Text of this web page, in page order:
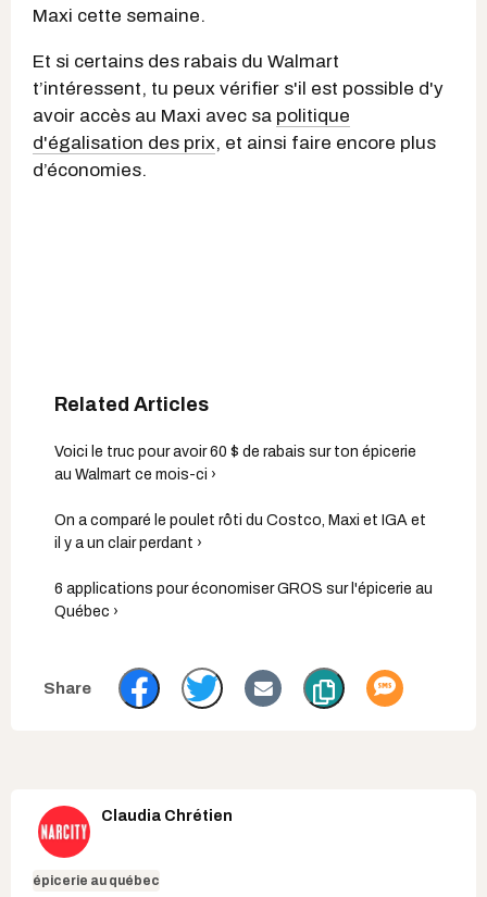
Maxi cette semaine.
Et si certains des rabais du Walmart
t’intéressent, tu peux vérifier s'il est possible d'y
avoir accès au Maxi avec sa politique
d'égalisation des prix, et ainsi faire encore plus
d’économies.
Voici le truc pour avoir 60 $ de rabais sur ton épicerie
au Walmart ce mois-ci ›
On a comparé le poulet rôti du Costco, Maxi et IGA et
il y a un clair perdant ›
6 applications pour économiser GROS sur l'épicerie au
Québec ›
Claudia Chrétien
épicerie au québec